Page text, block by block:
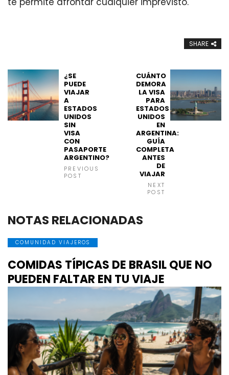
SHARE
¿SE
PUEDE
VIAJAR
A
ESTADOS
UNIDOS
SIN
VISA
CON
PASAPORTE
ARGENTINO?
PREVIOUS
POST
CUÁNTO
DEMORA
LA VISA
PARA
ESTADOS
UNIDOS
EN
ARGENTINA:
GUÍA
COMPLETA
ANTES
DE
VIAJAR
NEXT
POST
NOTAS RELACIONADAS
COMUNIDAD VIAJEROS
COMIDAS TÍPICAS DE BRASIL QUE NO
PUEDEN FALTAR EN TU VIAJE